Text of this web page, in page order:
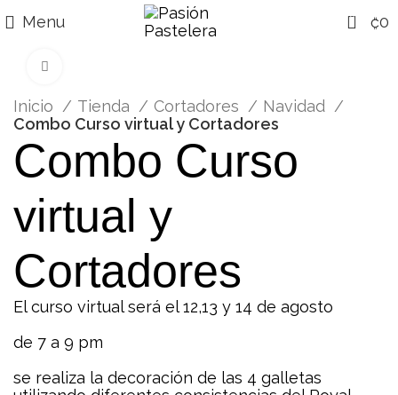
Menu 0 ₡0
Inicio Tienda Cortadores
Navidad
Combo Curso virtual y Cortadores
Combo Curso
virtual y
Cortadores
El curso virtual será el 12,13 y 14 de agosto
de 7 a 9 pm
se realiza la decoración de las 4 galletas